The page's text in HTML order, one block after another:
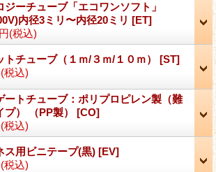
ジーチューブ「エコワンソフト」
内径3ミリ〜内径20ミリ [ET]
(税込)
トチューブ（１ｍ/３ｍ/１０ｍ） [ST]
(税込)
ートチューブ：ポリプロピレン製（難
プ） （PP製） [CO]
(税込)
ス用ビニテープ(黒) [EV]
(税込)